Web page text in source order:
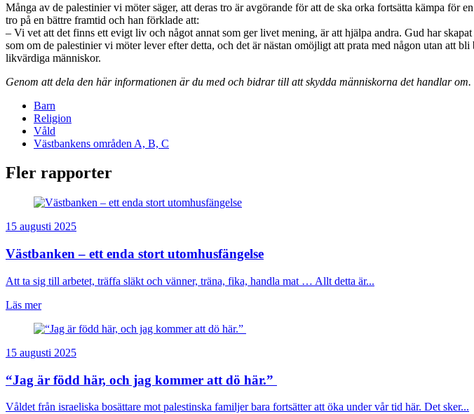
Många av de palestinier vi möter säger, att deras tro är avgörande för att de ska orka fortsätta kämpa
tro på en bättre framtid och han förklade att:
– Vi vet att det finns ett evigt liv och något annat som ger livet mening, är att hjälpa andra. Gud har
som om de palestinier vi möter lever efter detta, och det är nästan omöjligt att prata med någon utan att
likvärdiga människor.
Genom att dela den här informationen är du med och bidrar till att skydda människorna det handlar om.
Barn
Religion
Våld
Västbankens områden A, B, C
Fler rapporter
15 augusti 2025
Västbanken – ett enda stort utomhusfängelse
Att ta sig till arbetet, träffa släkt och vänner, träna, fika, handla mat … Allt detta är...
Läs mer
15 augusti 2025
“Jag är född här, och jag kommer att dö här.”
Våldet från israeliska bosättare mot palestinska familjer bara fortsätter att öka under vår tid här. Det sker...